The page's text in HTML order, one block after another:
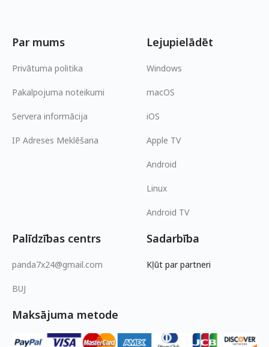
Par mums
Privātuma politika
Pakalpojuma noteikumi
Servera informācija
IP Adreses Meklēšana
Lejupielādēt
Windows
macOS
iOS
Apple TV
Android
Linux
Android TV
Palīdzības centrs
panda7x24@gmail.com
BUJ
Sadarbība
Kļūt par partneri
Maksājuma metode